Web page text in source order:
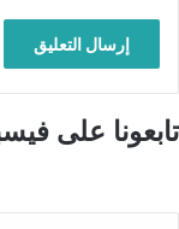
تابعونا على